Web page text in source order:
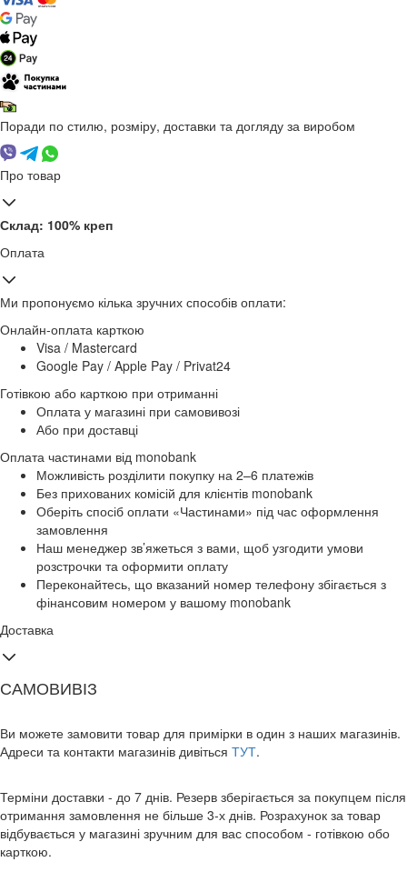
Поради по стилю, розміру, доставки та догляду за виробом
Про товар
Склад: 100% креп
Оплата
Ми пропонуємо кілька зручних способів оплати:
Онлайн-оплата карткою
Visa / Mastercard
Google Pay / Apple Pay / Privat24
Готівкою або карткою при отриманні
Оплата у магазині при самовивозі
Або при доставці
Оплата частинами від monobank
Можливість розділити покупку на 2–6 платежів
Без прихованих комісій для клієнтів monobank
Оберіть спосіб оплати «Частинами» під час оформлення
замовлення
Наш менеджер зв’яжеться з вами, щоб узгодити умови
розстрочки та оформити оплату
Переконайтесь, що вказаний номер телефону збігається з
фінансовим номером у вашому monobank
Доставка
САМОВИВІЗ
Ви можете замовити товар для примірки в один з наших магазинів.
Адреси та контакти магазинів дивіться ТУТ.
Терміни доставки - до 7 днів. Резерв зберігається за покупцем після
отримання замовлення не більше 3-х днів. Розрахунок за товар
відбувається у магазині зручним для вас способом - готівкою обо
карткою.